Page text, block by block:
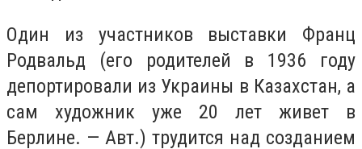
Один из участников выставки Франц
Родвальд (его родителей в 1936 году
депортировали из Украины в Казахстан, а
сам художник уже 20 лет живет в
Берлине. — Авт.) трудится над созданием